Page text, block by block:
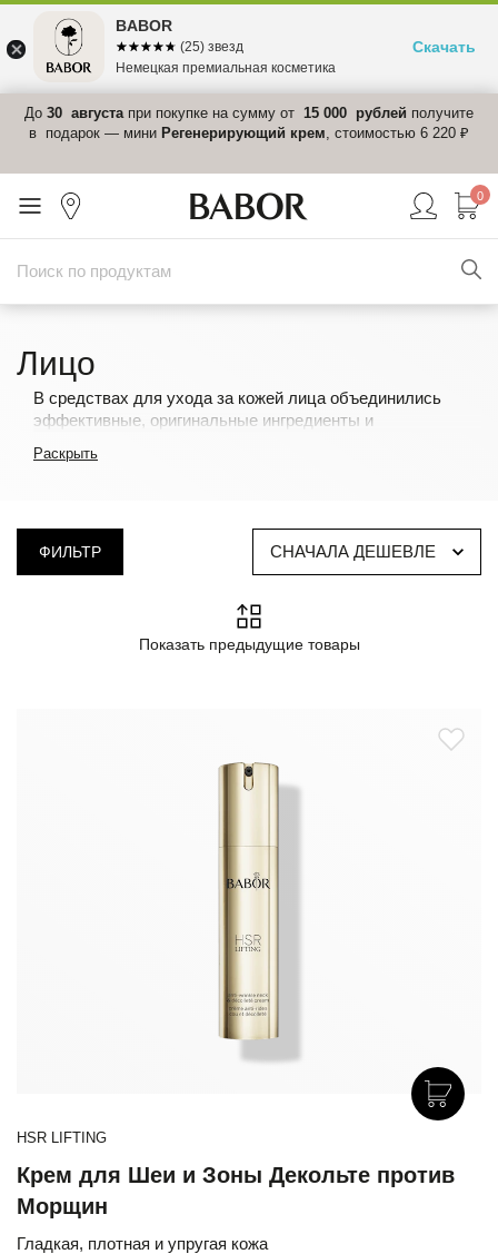
До 30 августапри покупке на сумму от 15 000 рублей получите
в подарок — мини Регенерирующий крем, стоимостью 6 220 ₽
0
Лицо
В средствах для ухода за кожей лица объединились
эффективные, оригинальные ингредиенты и
Раскрыть
ФИЛЬТР СНАЧАЛА ДЕШЕВЛЕ
Показать предыдущие товары
HSR LIFTING
Крем для Шеи и Зоны Декольте против
Морщин
Гладкая, плотная и упругая кожа
BABOR
☆☆☆☆☆
★★★★★ (25) звезд
Немецкая премиальная косметика
Скачать